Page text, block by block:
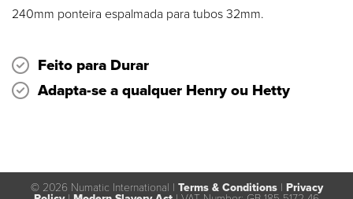
240mm ponteira espalmada para tubos 32mm.
Feito para Durar
Adapta-se a qualquer Henry ou Hetty
© 2026 Numatic International | Terms & Conditions | Privacy